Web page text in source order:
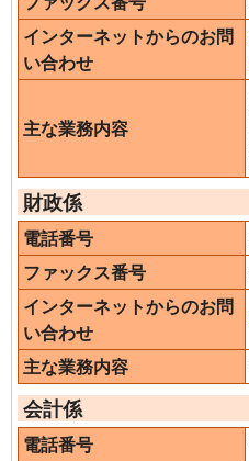
インターネットからのお問
い合わせ
主な業務内容
財政係
電話番号
ファックス番号
インターネットからのお問
い合わせ
主な業務内容
会計係
電話番号